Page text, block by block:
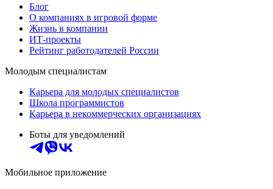
Блог
О компаниях в игровой форме
Жизнь в компании
ИТ-проекты
Рейтинг работодателей России
Молодым специалистам
Карьера для молодых специалистов
Школа программистов
Карьера в некоммерческих организациях
Боты для уведомлений
Мобильное приложение